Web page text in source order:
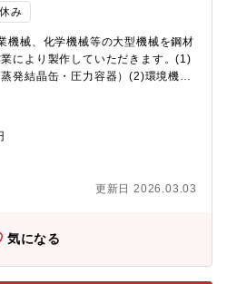
２丁目２－３３岩見沢支店：岩見
沢支店 空知工場：砂川市空知太東
別市栄町1丁目15－5
み
機械、化学機械等の大型機械を鋼材
により製作していただきます。(1)
発結晶缶・圧力容器）(2)環境機器
装置）(4)産業機械（サイロ及び貯
中小企業では道内最大の機械を製
の機械を製作しているため、作業
ある仕事です。■組織構成：札幌工
更新日 2026.03.03
気になる